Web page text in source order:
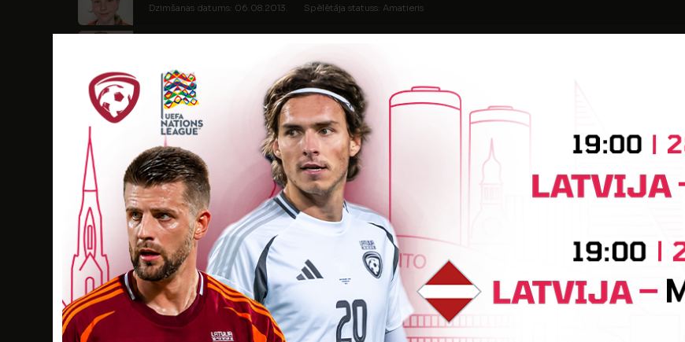
Dzimšanas datums: 06.08.2013. Spēlētāja statuss: Amatieris
Dzimšanas datums: 14.04.2014. Spēlētāja statuss: Amatieris
Elza Ozola
Dzimšanas datums: 11.06.2014. Spēlētāja statuss: Amatieris
Hanna Pastare
Dzimšanas datums: 23.07.2015. Spēlētāja statuss: Amatieris
Aleksandra Rudzīte
Dzimšanas datums: 29.04.2014. Spēlētāja statuss: Amatieris
Kate Sivuliča
Dzimšanas datums: 31.05.2014. Spēlētāja statuss: Amatieris